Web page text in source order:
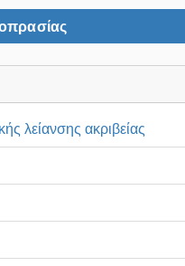
λείανσης ακριβείας